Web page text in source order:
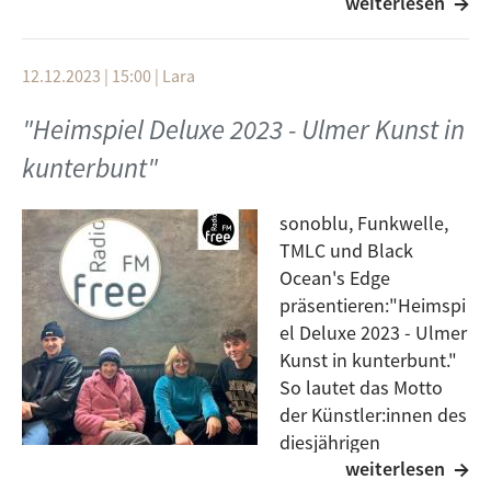
zu rhythmischem Rap und einer Extraportion
vertraute Genres und erforscht unbekannte Gebiete,
um euch eine musikalische Vielfalt zu bieten, die
12.12.2023 | 15:00 | Lara
"Heimspiel Deluxe 2023 - Ulmer Kunst in
kunterbunt"
sonoblu, Funkwelle,
TMLC und Black
Ocean's Edge
präsentieren:"Heimspi
el Deluxe 2023 - Ulmer
Kunst in kunterbunt."
So lautet das Motto
der Künstler:innen des
diesjährigen
Bandförderprogramm
weiterlesen